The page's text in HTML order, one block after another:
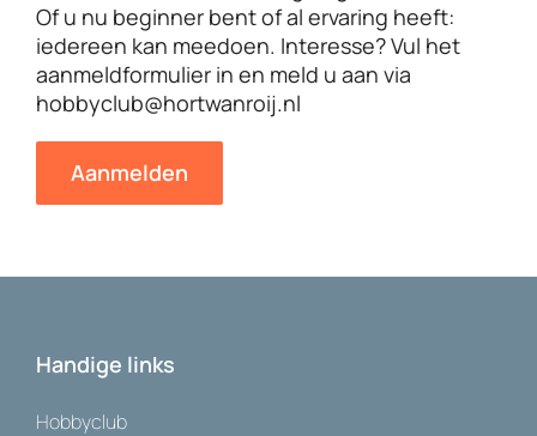
Of u nu beginner bent of al ervaring heeft:
iedereen kan meedoen. Interesse? Vul het
aanmeldformulier in en meld u aan via
hobbyclub@hortwanroij.nl
Aanmelden
Handige links
Hobbyclub